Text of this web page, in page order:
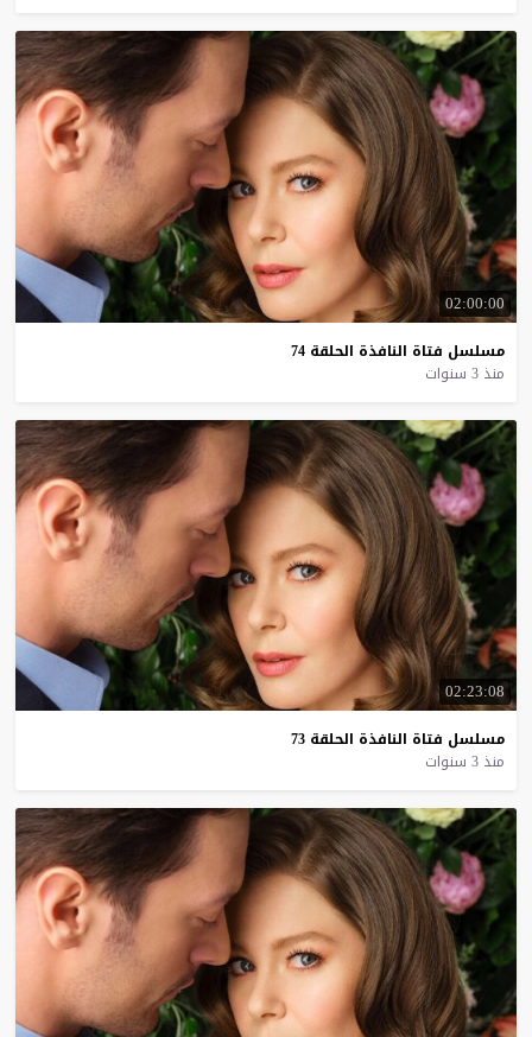
02:00:00
مسلسل فتاة النافذة الحلقة 74
منذ 3 سنوات
02:23:08
مسلسل فتاة النافذة الحلقة 73
منذ 3 سنوات